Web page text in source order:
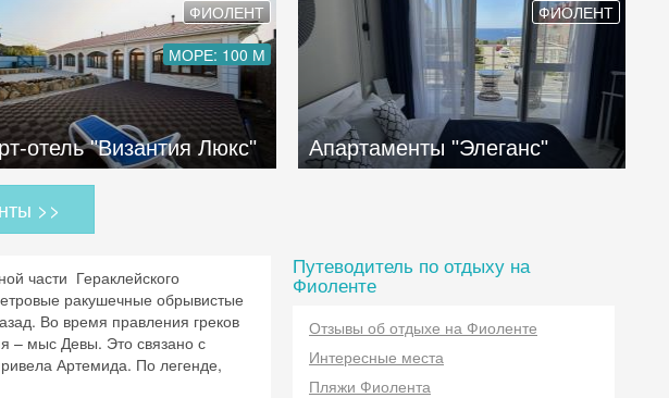
ФИОЛЕНТ
МОРЕ: 100 М
отель "Византия Люкс"
ФИОЛЕНТ
Апартаменты "Элеганс"
>>
части Гераклейского
ракушечные обрывистые
Во время правления греков
– мыс Девы. Это связано с
Артемида. По легенде,
Путеводитель по отдыху на
Фиоленте
Отзывы об отдыхе на Фиоленте
Интересные места
Пляжи Фиолента